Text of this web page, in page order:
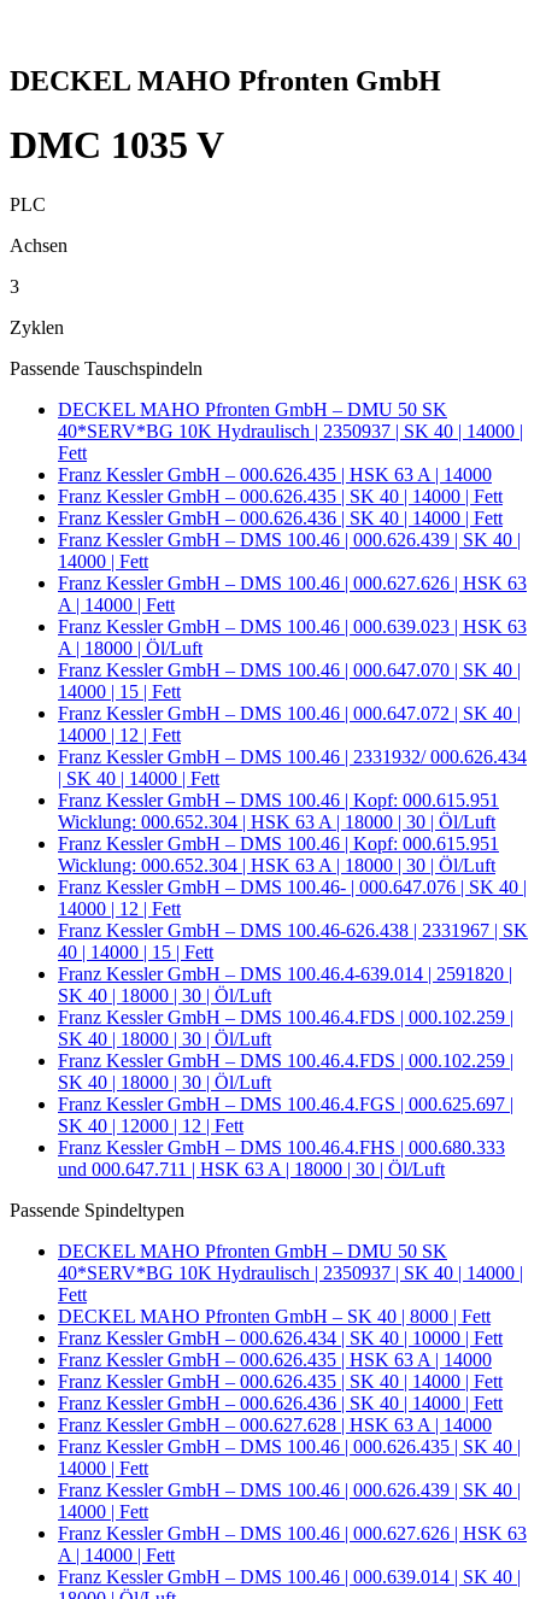
DECKEL MAHO Pfronten GmbH
DMC 1035 V
PLC
Achsen
3
Zyklen
Passende Tauschspindeln
DECKEL MAHO Pfronten GmbH – DMU 50 SK
40*SERV*BG 10K Hydraulisch | 2350937 | SK 40 | 14000 |
Fett
Franz Kessler GmbH – 000.626.435 | HSK 63 A | 14000
Franz Kessler GmbH – 000.626.435 | SK 40 | 14000 | Fett
Franz Kessler GmbH – 000.626.436 | SK 40 | 14000 | Fett
Franz Kessler GmbH – DMS 100.46 | 000.626.439 | SK 40 |
14000 | Fett
Franz Kessler GmbH – DMS 100.46 | 000.627.626 | HSK 63
A | 14000 | Fett
Franz Kessler GmbH – DMS 100.46 | 000.639.023 | HSK 63
A | 18000 | Öl/Luft
Franz Kessler GmbH – DMS 100.46 | 000.647.070 | SK 40 |
14000 | 15 | Fett
Franz Kessler GmbH – DMS 100.46 | 000.647.072 | SK 40 |
14000 | 12 | Fett
Franz Kessler GmbH – DMS 100.46 | 2331932/ 000.626.434
| SK 40 | 14000 | Fett
Franz Kessler GmbH – DMS 100.46 | Kopf: 000.615.951
Wicklung: 000.652.304 | HSK 63 A | 18000 | 30 | Öl/Luft
Franz Kessler GmbH – DMS 100.46 | Kopf: 000.615.951
Wicklung: 000.652.304 | HSK 63 A | 18000 | 30 | Öl/Luft
Franz Kessler GmbH – DMS 100.46- | 000.647.076 | SK 40 |
14000 | 12 | Fett
Franz Kessler GmbH – DMS 100.46-626.438 | 2331967 | SK
40 | 14000 | 15 | Fett
Franz Kessler GmbH – DMS 100.46.4-639.014 | 2591820 |
SK 40 | 18000 | 30 | Öl/Luft
Franz Kessler GmbH – DMS 100.46.4.FDS | 000.102.259 |
SK 40 | 18000 | 30 | Öl/Luft
Franz Kessler GmbH – DMS 100.46.4.FDS | 000.102.259 |
SK 40 | 18000 | 30 | Öl/Luft
Franz Kessler GmbH – DMS 100.46.4.FGS | 000.625.697 |
SK 40 | 12000 | 12 | Fett
Franz Kessler GmbH – DMS 100.46.4.FHS | 000.680.333
und 000.647.711 | HSK 63 A | 18000 | 30 | Öl/Luft
Passende Spindeltypen
DECKEL MAHO Pfronten GmbH – DMU 50 SK
40*SERV*BG 10K Hydraulisch | 2350937 | SK 40 | 14000 |
Fett
DECKEL MAHO Pfronten GmbH – SK 40 | 8000 | Fett
Franz Kessler GmbH – 000.626.434 | SK 40 | 10000 | Fett
Franz Kessler GmbH – 000.626.435 | HSK 63 A | 14000
Franz Kessler GmbH – 000.626.435 | SK 40 | 14000 | Fett
Franz Kessler GmbH – 000.626.436 | SK 40 | 14000 | Fett
Franz Kessler GmbH – 000.627.628 | HSK 63 A | 14000
Franz Kessler GmbH – DMS 100.46 | 000.626.435 | SK 40 |
14000 | Fett
Franz Kessler GmbH – DMS 100.46 | 000.626.439 | SK 40 |
14000 | Fett
Franz Kessler GmbH – DMS 100.46 | 000.627.626 | HSK 63
A | 14000 | Fett
Franz Kessler GmbH – DMS 100.46 | 000.639.014 | SK 40 |